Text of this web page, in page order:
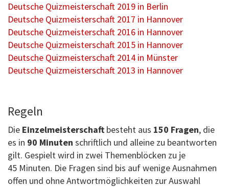
Deutsche Quizmeisterschaft 2019 in Berlin
Deutsche Quizmeisterschaft 2017 in Hannover
Deutsche Quizmeisterschaft 2016 in Hannover
Deutsche Quizmeisterschaft 2015 in Hannover
Deutsche Quizmeisterschaft 2014 in Münster
Deutsche Quizmeisterschaft 2013 in Hannover
Regeln
Die Einzelmeisterschaft besteht aus 150 Fragen, die
es in 90 Minuten schriftlich und alleine zu beantworten
gilt. Gespielt wird in zwei Themenblöcken zu je
45 Minuten. Die Fragen sind bis auf wenige Ausnahmen
offen und ohne Antwortmöglichkeiten zur Auswahl